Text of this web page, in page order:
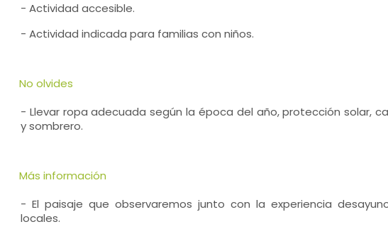
- Actividad accesible.
- Actividad indicada para familias con niños.
No olvides
- Llevar ropa adecuada según la época del año, protección solar,
y sombrero.
Más información
- El paisaje que observaremos junto con la experiencia
locales.